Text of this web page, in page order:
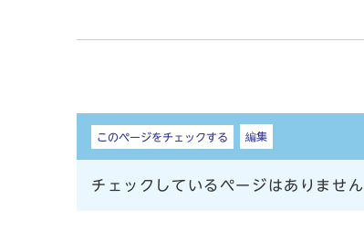
しおり
このページをチェックする 編集
チェックしているページはありません